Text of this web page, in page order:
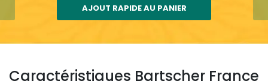
AJOUT RAPIDE AU PANIER
Caractéristiques Bartscher France